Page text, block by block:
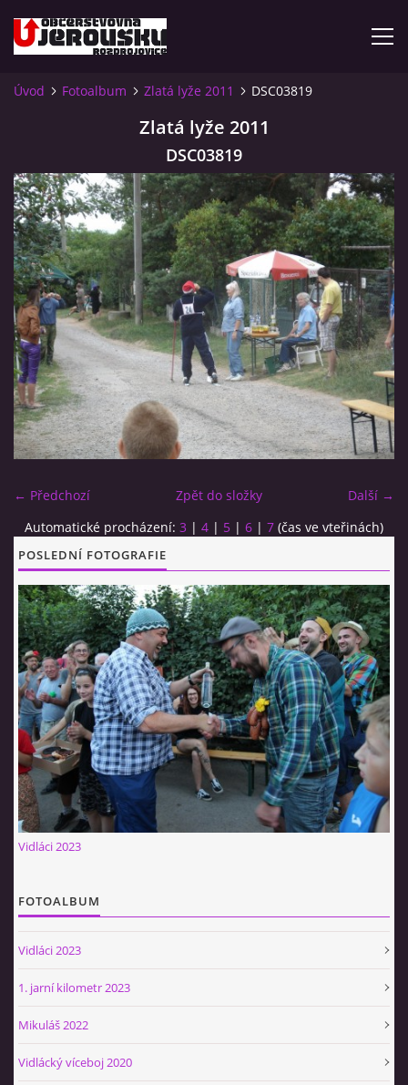
VIDLÁCKÝ VÍCEBOJ 2023 - VIDEO
OTEVÍRACÍ DOBA
VIDLÁCKÝ VÍCEBOJ 2020 - ČLÁNEK Z ROZDROJOVICKÉ
DRBNY 4/2020
VIDLÁCKÝ VÍCEBOJ 2020 - VIDEO
CO SI U NÁS DÁTE?
FOTOALBUM
CESTA KOLEM SVĚTA 2014 - VIDEO
VIDLÁCKÝ VÍCEBOJ 2023
CENÍK
Úvod Fotoalbum Zlatá lyže 2011 DSC03819
Zlatá lyže 2011
DSC03819
← Předchozí Další →
Zpět do složky
Automatické procházení: 3 | 4 | 5 | 6 | 7 (čas ve vteřinách)
POSLEDNÍ FOTOGRAFIE
Vidláci 2023
FOTOALBUM
Vidláci 2023
1. jarní kilometr 2023
Mikuláš 2022
Vidlácký víceboj 2020